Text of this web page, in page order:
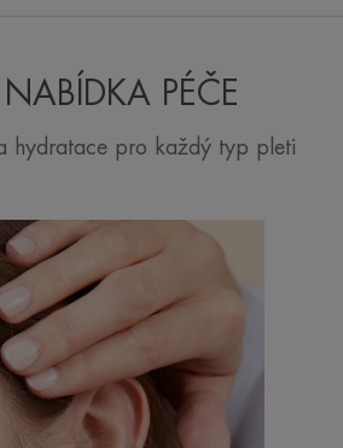
PÉČE
hydratace pro každý typ pleti